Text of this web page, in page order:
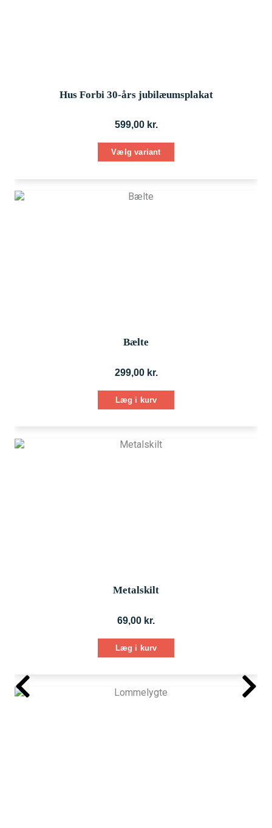
Hus Forbi 30-års jubilæumsplakat
599,00 kr.
Vælg variant
Bælte
299,00 kr.
Læg i kurv
Metalskilt
69,00 kr.
Læg i kurv